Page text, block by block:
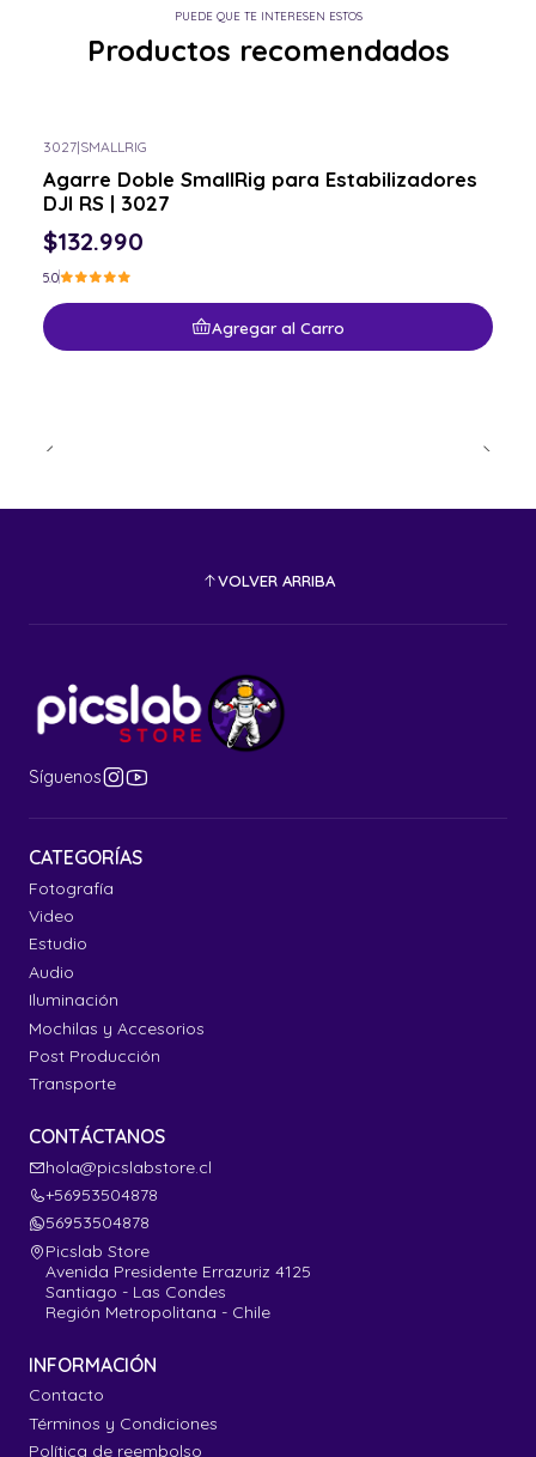
PUEDE QUE TE INTERESEN ESTOS
Productos recomendados
3027|SMALLRIG
Agarre Doble SmallRig para Estabilizadores
DJI RS | 3027
$132.990
5.0
Agregar al Carro
VOLVER ARRIBA
Síguenos
CATEGORÍAS
Fotografía
Video
Estudio
Audio
Iluminación
Mochilas y Accesorios
Post Producción
Transporte
CONTÁCTANOS
hola@picslabstore.cl
+56953504878
56953504878
Picslab Store
Avenida Presidente Errazuriz 4125
Santiago - Las Condes
Región Metropolitana - Chile
INFORMACIÓN
Contacto
Términos y Condiciones
Política de reembolso